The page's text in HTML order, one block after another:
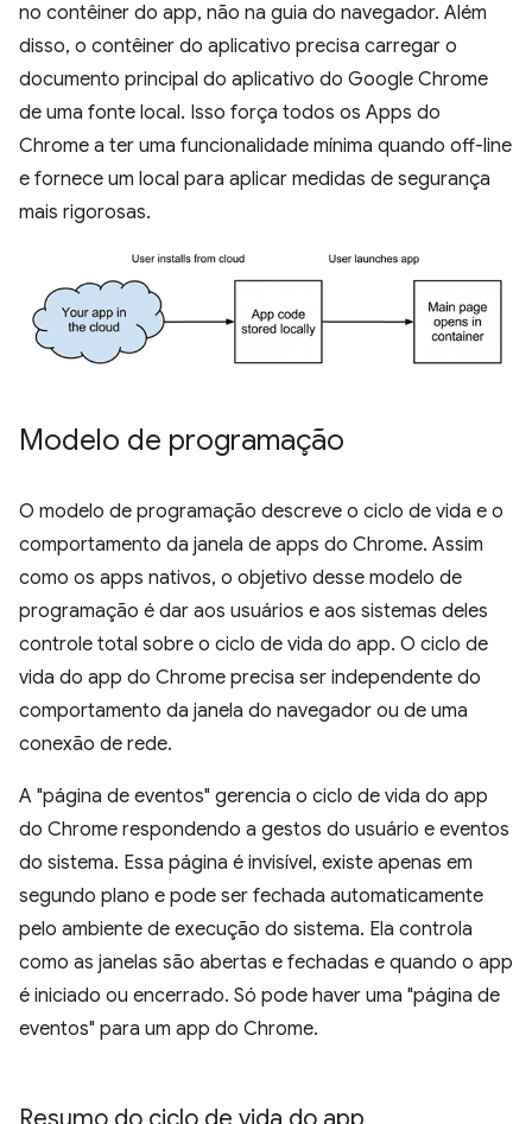
no contêiner do app, não na guia do navegador. Além
disso, o contêiner do aplicativo precisa carregar o
documento principal do aplicativo do Google Chrome
de uma fonte local. Isso força todos os Apps do
Chrome a ter uma funcionalidade mínima quando off-line
e fornece um local para aplicar medidas de segurança
mais rigorosas.
Modelo de programação
O modelo de programação descreve o ciclo de vida e o
comportamento da janela de apps do Chrome. Assim
como os apps nativos, o objetivo desse modelo de
programação é dar aos usuários e aos sistemas deles
controle total sobre o ciclo de vida do app. O ciclo de
vida do app do Chrome precisa ser independente do
comportamento da janela do navegador ou de uma
conexão de rede.
A "página de eventos" gerencia o ciclo de vida do app
do Chrome respondendo a gestos do usuário e eventos
do sistema. Essa página é invisível, existe apenas em
segundo plano e pode ser fechada automaticamente
pelo ambiente de execução do sistema. Ela controla
como as janelas são abertas e fechadas e quando o app
é iniciado ou encerrado. Só pode haver uma "página de
eventos" para um app do Chrome.